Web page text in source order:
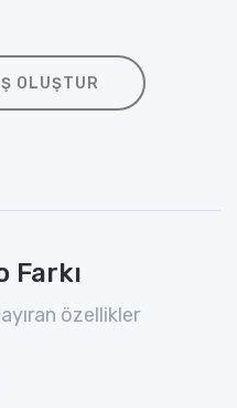
OLUŞTUR
Farkı
özellikler